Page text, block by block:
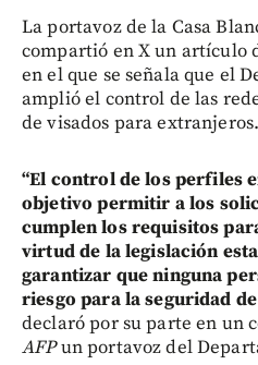
La portavoz de la Casa
compartió en X un artículo
en el que se señala que el
amplió el control de las
de visados para extranjeros.
“El control de los perfiles
objetivo permitir a los
cumplen los requisitos
virtud de la legislación
garantizar que ninguna
riesgo para la seguridad
declaró por su parte en un
AFPun portavoz del